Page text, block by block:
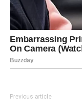
Previous article